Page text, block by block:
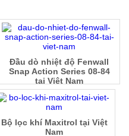
Đầu dò nhiệt độ Fenwall
Snap Action Series 08-84
tại Việt Nam
Bộ lọc khí Maxitrol tại Việt
Nam